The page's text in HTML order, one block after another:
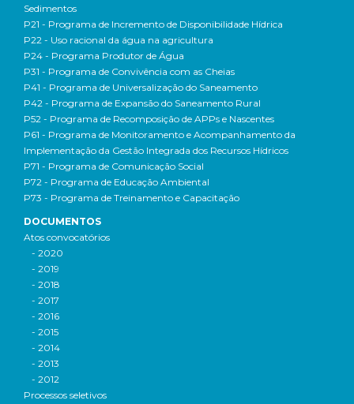
Sedimentos
P21 - Programa de Incremento de Disponibilidade Hídrica
P22 - Uso racional da água na agricultura
P24 - Programa Produtor de Água
P31 - Programa de Convivência com as Cheias
P41 - Programa de Universalização do Saneamento
P42 - Programa de Expansão do Saneamento Rural
P52 - Programa de Recomposição de APPs e Nascentes
P61 - Programa de Monitoramento e Acompanhamento da
Implementação da Gestão Integrada dos Recursos Hídricos
P71 - Programa de Comunicação Social
P72 - Programa de Educação Ambiental
P73 - Programa de Treinamento e Capacitação
DOCUMENTOS
Atos convocatórios
- 2020
- 2019
- 2018
- 2017
- 2016
- 2015
- 2014
- 2013
- 2012
Processos seletivos